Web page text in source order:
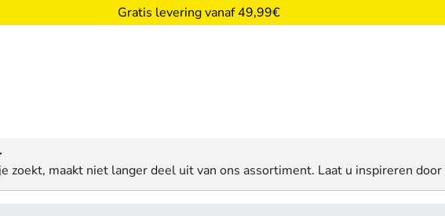
Gratis levering vanaf 49,99€
zoekt, maakt niet langer deel uit van ons assortiment. Laat u inspireren